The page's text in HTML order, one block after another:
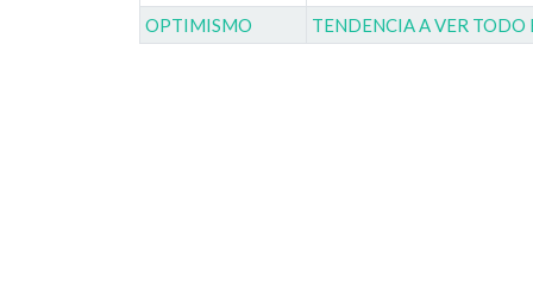
OPTIMISMO
TENDENCIA A VER TODO